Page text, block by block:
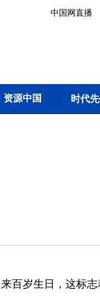
中国网直播
资源中国 时代
百岁生日，这标